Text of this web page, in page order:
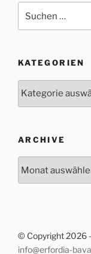
nach:
KATEGORIEN
ARCHIVE
© Copyright 2026 -
info@erfordia-